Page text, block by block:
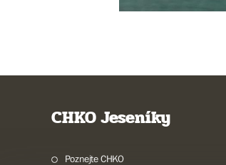
CHKO Jeseníky
Poznejte CHKO